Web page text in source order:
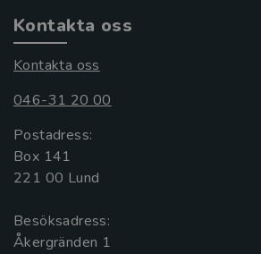
Kontakta oss
Kontakta oss
046-31 20 00
Postadress:
Box 141
221 00 Lund
Besöksadress:
Åkergränden 1